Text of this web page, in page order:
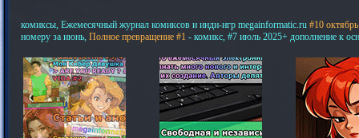
комиксы, Ежемесячный журнал комиксов и инди-игр megainformatic.ru #10
номеру за июнь, Полное превращение #1 - комикс, #7 июль 2025+ дополнение к